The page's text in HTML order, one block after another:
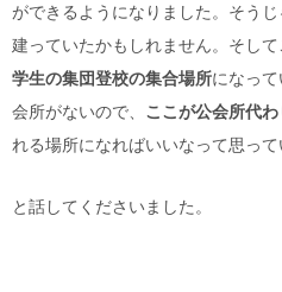
ができるようになりました。そう
建っていたかもしれません。そして
学生の集団登校の集合場所になっ
会所がないので、 ここが公会所代わ
れる場所になればいいなって思って
と話してくださいました。